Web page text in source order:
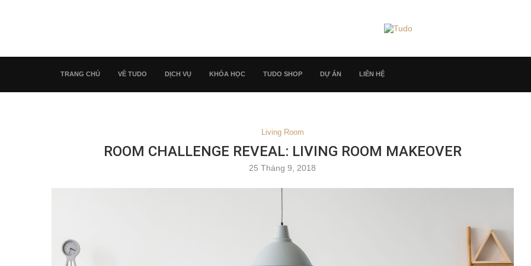
TRANG CHỦ VỀ TUDO DỊCH VỤ KHÓA HỌC TUDO SHOP DỰ ÁN LIÊN HỆ
Living Room
ROOM CHALLENGE REVEAL: LIVING ROOM MAKEOVER
25 Tháng 9, 2018